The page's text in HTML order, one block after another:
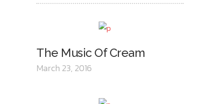
The Music Of Cream
March 23, 2016